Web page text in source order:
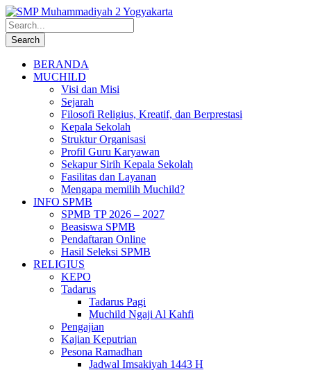
BERANDA
MUCHILD
Visi dan Misi
Sejarah
Filosofi Religius, Kreatif, dan Berprestasi
Kepala Sekolah
Struktur Organisasi
Profil Guru Karyawan
Sekapur Sirih Kepala Sekolah
Fasilitas dan Layanan
Mengapa memilih Muchild?
INFO SPMB
SPMB TP 2026 – 2027
Beasiswa SPMB
Pendaftaran Online
Hasil Seleksi SPMB
RELIGIUS
KEPO
Tadarus
Tadarus Pagi
Muchild Ngaji Al Kahfi
Pengajian
Kajian Keputrian
Pesona Ramadhan
Jadwal Imsakiyah 1443 H